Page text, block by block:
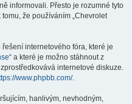
informovali. Přesto je rozumné tyto
že používáním „Chevrolet
internetového fóra, které je
“ a které je možno stáhnout z
internetové diskuze.
www.phpbb.com/.
hanlivým, nevhodným,